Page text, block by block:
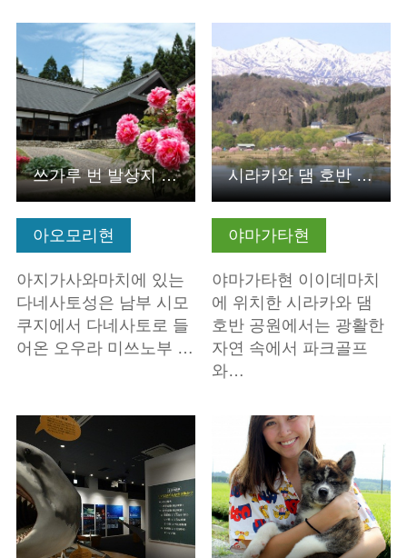
아오모리현
아지가사와마치에 있는
다네사토성은 남부 시모
쿠지에서 다네사토로 들
어온 오우라 미쓰노부 …
기본정보 보기
쓰가루 번 발상지 국사적 다네사토 성터 「미쓰노부공의 관 」
야마가타현
야마가타현 이이데마치
에 위치한 시라카와 댐
호반 공원에서는 광활한
자연 속에서 파크골프
와…
시라카와 댐 호반 공원
기본정보 보기 기본정보 보기